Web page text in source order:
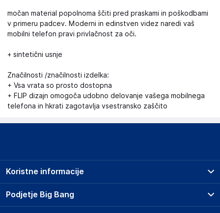
močan material popolnoma ščiti pred praskami in poškodbami
v primeru padcev. Moderni in edinstven videz naredi vaš
mobilni telefon pravi privlačnost za oči.
+ sintetični usnje
Značilnosti /značilnosti izdelka:
+ Vsa vrata so prosto dostopna
+ FLIP dizajn omogoča udobno delovanje vašega mobilnega
telefona in hkrati zagotavlja vsestransko zaščito
Podjetje Big Bang
Koristne informacije
Prodajna mesta